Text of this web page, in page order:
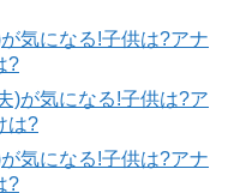
気になる!子供は?アナ
?
)が気になる!子供は?ア
は?
気になる!子供は?アナ
?